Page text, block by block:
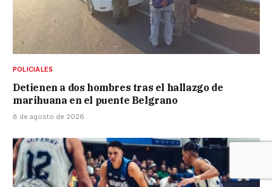
POLICIALES
Detienen a dos hombres tras el hallazgo de
marihuana en el puente Belgrano
8 de agosto de 2026